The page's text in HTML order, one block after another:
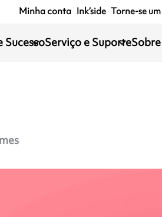
Minha conta Ink’side Torne-se
Serviço e Suporte